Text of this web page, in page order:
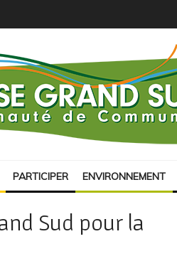
PARTICIPER ENVIRONNEMENT
Sud pour la